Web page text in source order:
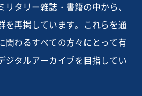
リタリー雑誌・書籍の中から、
を再掲しています。これらを通
関わるすべての方々にとって有
ジタルアーカイブを目指してい